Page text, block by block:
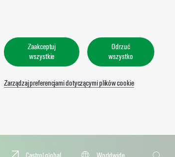
Zaakceptuj
wszystkie
Odrzuć
wszystko
Zarządzaj preferencjami dotyczącymi plików cookie
Castrol global
Worldwide
Wyszukaj